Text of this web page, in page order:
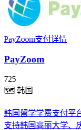
PayZoom支付详情
PayZoom
725
🗺 韩国
韩国留学学费支付平
支持韩国高丽大学、